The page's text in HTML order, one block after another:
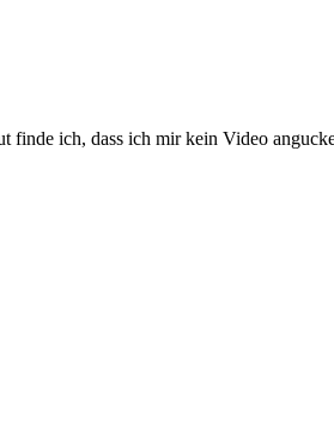
ich, dass ich mir kein Video